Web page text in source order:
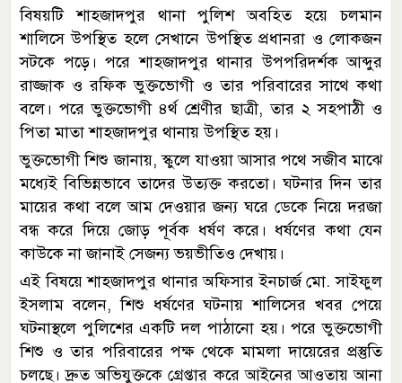
বিষয়টি শাহজাদপুর থানা পুলিশ অবহিত হয়ে চলমান
শালিসে উপস্থিত হলে সেখানে উপস্থিত প্রধানরা ও লোকজন
সটকে পড়ে। পরে শাহজাদপুর থানার উপপরিদর্শক আব্দুর
রাজ্জাক ও রফিক ভুক্তভোগী ও তার পরিবারের সাথে কথা
বলে। পরে ভুক্তভোগী ৪র্থ শ্রেণীর ছাত্রী, তার ২ সহপাঠী ও
পিতা মাতা শাহজাদপুর থানায় উপস্থিত হয়।
ভুক্তভোগী শিশু জানায়, স্কুলে যাওয়া আসার পথে সজীব মাঝে
মধ্যেই বিভিন্নভাবে তাদের উত্যক্ত করতো। ঘটনার দিন তার
মায়ের কথা বলে আম দেওয়ার জন্য ঘরে ডেকে নিয়ে দরজা
বন্ধ করে দিয়ে জোড় পূর্বক ধর্ষণ করে। ধর্ষণের কথা যেন
কাউকে না জানাই সেজন্য ভয়ভীতিও দেখায়।
এই বিষয়ে শাহজাদপুর থানার অফিসার ইনচার্জ মো. সাইফুল
ইসলাম বলেন, শিশু ধর্ষণের ঘটনায় শালিসের খবর পেয়ে
ঘটনাস্থলে পুলিশের একটি দল পাঠানো হয়। পরে ভুক্তভোগী
শিশু ও তার পরিবারের পক্ষ থেকে মামলা দায়েরের প্রস্তুতি
চলছে। দ্রুত অভিযুক্তকে গ্রেপ্তার করে আইনের আওতায় আনা